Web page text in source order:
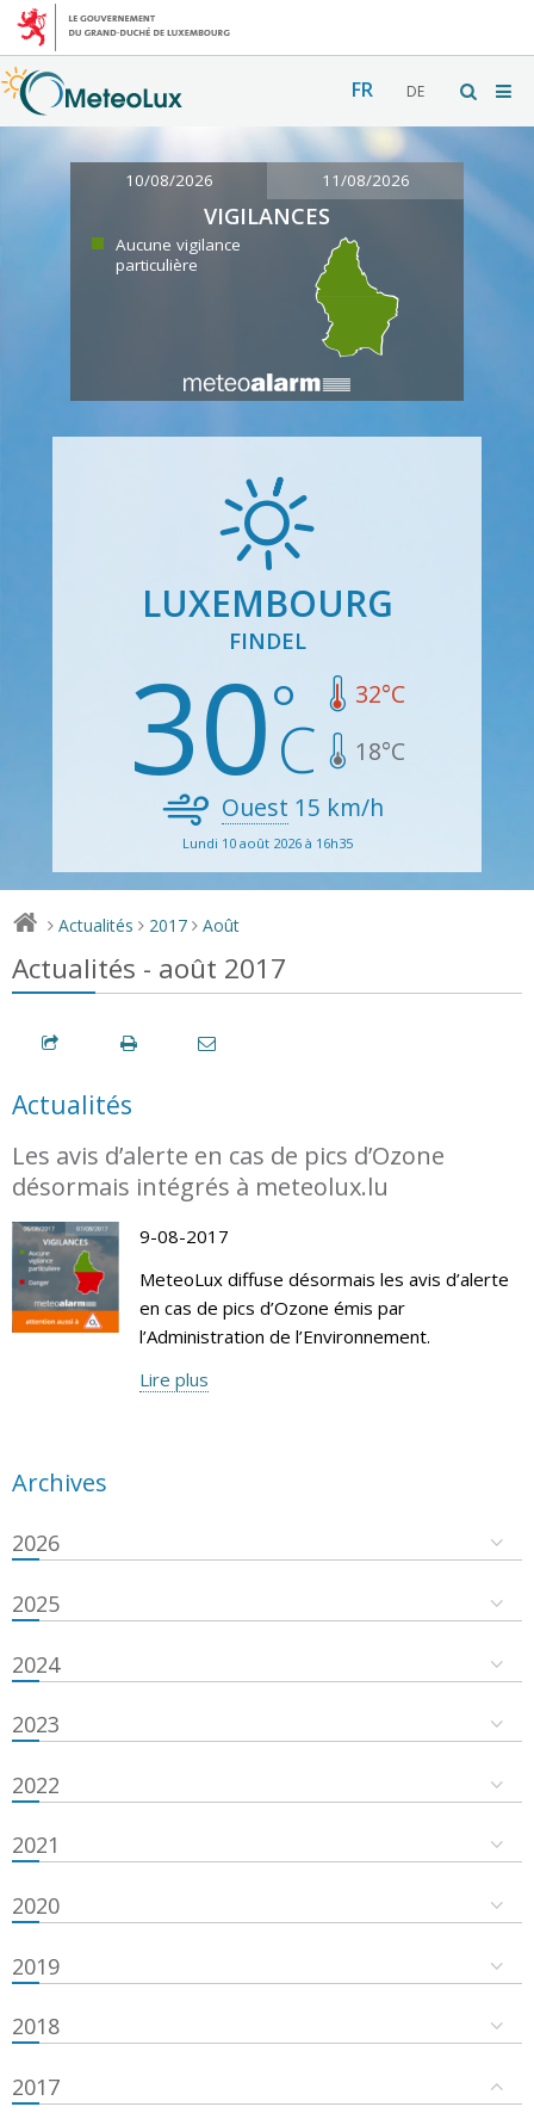
FR DE
10/08/2026 11/08/2026
VIGILANCES
Aucune vigilance
particulière
LUXEMBOURG
FINDEL
30 32°C
18°C
Ouest 15 km/h
Lundi 10 août 2026 à 16h35
> Actualités > 2017 > Août
Actualités - août 2017
Actualités
Les avis d’alerte en cas de pics d’Ozone
désormais intégrés à meteolux.lu
9-08-2017
MeteoLux diffuse désormais les avis d’alerte
en cas de pics d’Ozone émis par
l’Administration de l’Environnement.
Lire plus
Archives
2026
2025
2024
2023
2022
2021
2020
2019
2018
2017